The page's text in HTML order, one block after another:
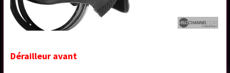
Dérailleur avant